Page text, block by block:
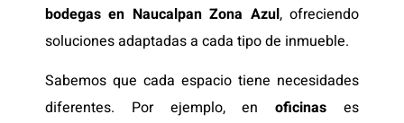
bodegas en Naucalpan Zona Azul, ofreciendo
soluciones adaptadas a cada tipo de inmueble.
Sabemos que cada espacio tiene necesidades
diferentes. Por ejemplo, enoficinas es